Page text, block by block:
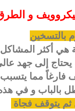
و الطرق
بالتسخين
هي أكثر
إلى جهد
فارغاً مما
بالباب و في
يتوقف فجاة